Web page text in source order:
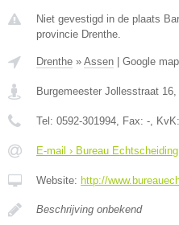
Niet gevestigd in de plaats
provincie Drenthe.
Drenthe » Assen Google
Burgemeester Jollesstraat 16
Tel: 0592-301994 , Fax: - , KvK:
E-mail › Bureau Echtscheiding
Website: http://
Beschrijving onbekend